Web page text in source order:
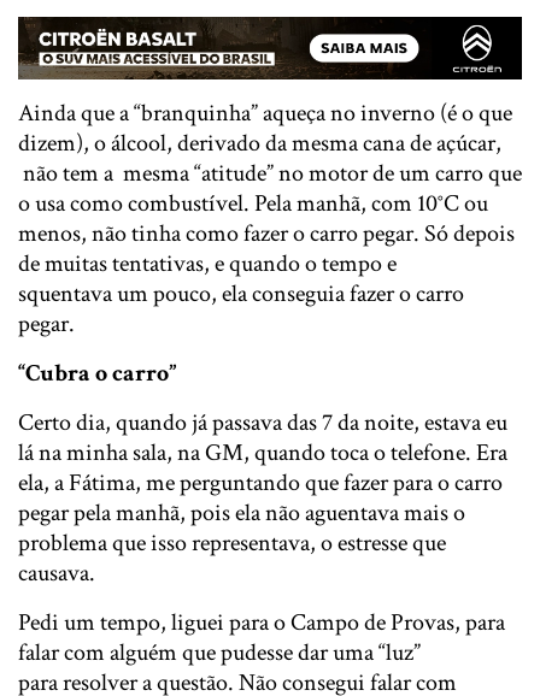
Ainda que a “branquinha” aqueça no inverno (é o que
dizem), o álcool, derivado da mesma cana de açúcar,
não tem a mesma “atitude” no motor de um carro que
o usa​ como combustível. Pela manhã, com 10°C ou
menos, não tinha como fazer o carro pegar. Só depois
de muitas tentativas, e quando o tempo ​e​
squentava um pouco, ela conseguia fazer o carro
pegar.
“Cubra o carro”
Certo dia, ​quando já passava das 7 da noite, estava eu
lá na minha sala, na GM, quando toca o telefone​. Era
ela, a Fátima, me perguntando que fazer para o carro
pegar pela manhã, pois ela não aguentava mais o
problema que isso representava, o estresse que
causava.
Pedi um tempo, liguei para o Campo de Provas, para
falar com alguém que pudesse dar uma “luz”
para resolver​ a questão. Não consegui falar com